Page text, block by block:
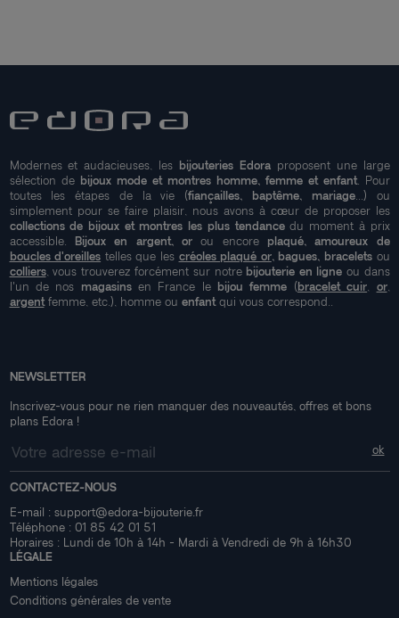
Modernes et audacieuses, les bijouteries Edoraproposent une large
sélection de bijoux mode et montres homme, femme et enfant. Pour
toutes les étapes de la vie (fiançailles, baptême, mariage...) ou
simplement pour se faire plaisir, nous avons à cœur de proposer les
collections de bijoux et montres les plus tendancedu moment à prix
accessible. Bijoux en argent, orou encore plaqué, amoureux de
boucles d'oreilles telles que les créoles plaqué or, bagues, braceletsou
colliers, vous trouverez forcément sur notre bijouterie en ligne ou dans
l'un de nos magasinsen France le bijou femme (bracelet cuir or,
argentfemme, etc.), homme ou enfantqui vous correspond..
NEWSLETTER
Inscrivez-vous pour ne rien manquer des nouveautés, offres et bons
plans Edora !
CONTACTEZ-NOUS
E-mail : support@edora-bijouterie.fr
Téléphone : 01 85 42 01 51
Horaires : Lundi de 10h à 14h - Mardi à Vendredi de 9h à 16h30
LÉGALE
Mentions légales
Conditions générales de vente